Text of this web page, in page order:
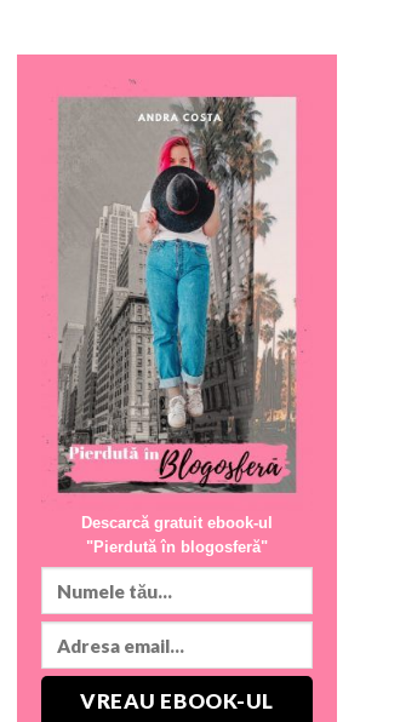
Descarcă gratuit ebook-ul
"Pierdută în blogosferă"